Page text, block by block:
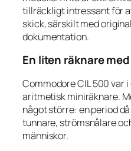
tillräckligt intressant för
skick, särskilt med
dokumentation.
En liten räknare
Commodore CIL 500 var
aritmetisk miniräknare.
något större: en period
tunnare, strömsnålare
människor.